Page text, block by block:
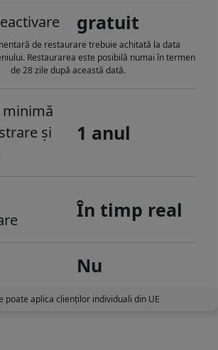
gratuit
de restaurare trebuie achitată la data
Restaurarea este posibilă numai în termen
de 28 zile după această dată.
minimă
și
1 anul
În timp real
Nu
poate aplica clienților individuali din UE